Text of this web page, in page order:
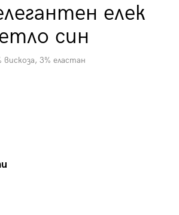
елек
син
3% еластан